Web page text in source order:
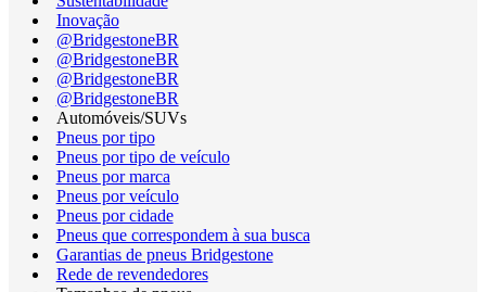
Inovação
@BridgestoneBR
@BridgestoneBR
@BridgestoneBR
@BridgestoneBR
Automóveis/SUVs
Pneus por tipo
Pneus por tipo de veículo
Pneus por marca
Pneus por veículo
Pneus por cidade
Pneus que correspondem à sua busca
Garantias de pneus Bridgestone
Rede de revendedores